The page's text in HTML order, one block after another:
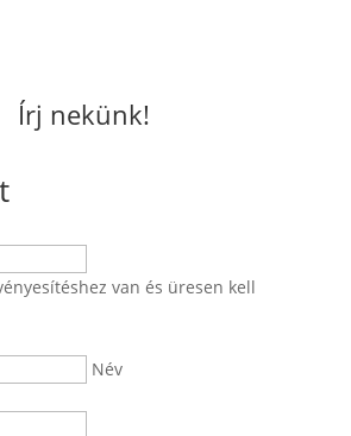
Írj nekünk!
van és üresen kell
Név